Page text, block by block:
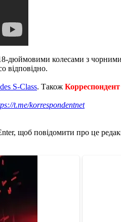
дюймовими колесами з
відповідно.
S-Class. Також Корреспондент
t.me/korrespondentnet
щоб повідомити про це